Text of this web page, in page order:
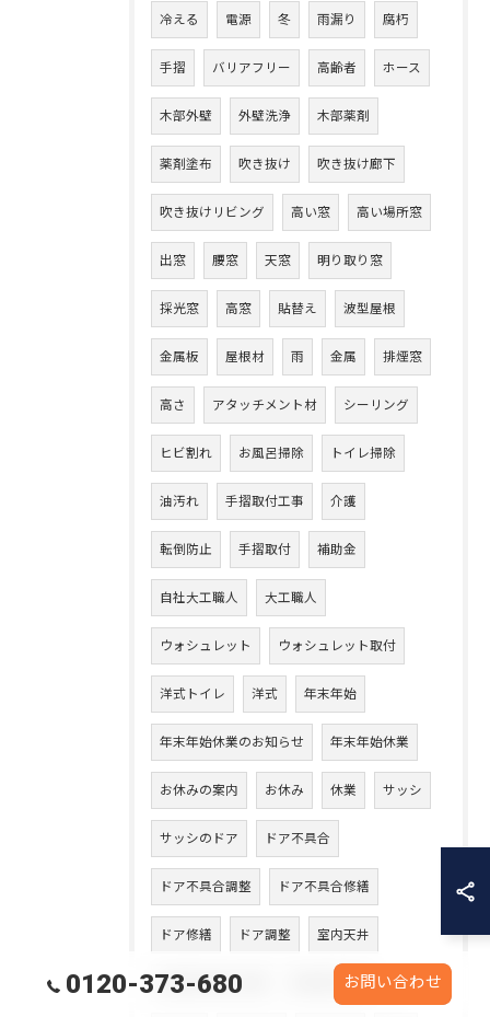
冷える 電源 冬 雨漏り 腐朽
手摺 バリアフリー 高齢者 ホース
木部外壁 外壁洗浄 木部薬剤
薬剤塗布 吹き抜け 吹き抜け廊下
吹き抜けリビング 高い窓 高い場所窓
出窓 腰窓 天窓 明り取り窓
採光窓 高窓 貼替え 波型屋根
金属板 屋根材 雨 金属 排煙窓
高さ アタッチメント材 シーリング
ヒビ割れ お風呂掃除 トイレ掃除
油汚れ 手摺取付工事 介護
転倒防止 手摺取付 補助金
自社大工職人 大工職人
ウォシュレット ウォシュレット取付
洋式トイレ 洋式 年末年始
年末年始休業のお知らせ 年末年始休業
お休みの案内 お休み 休業 サッシ
サッシのドア ドア不具合
ドア不具合調整 ドア不具合修繕
ドア修繕 ドア調整 室内天井
天井張り替え工事 天井張り替え
0120-373-680 お問い合わせ